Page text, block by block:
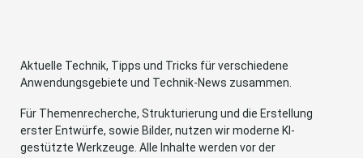
Aktuelle Technik, Tipps und Tricks für verschiedene
Anwendungsgebiete und Technik-News zusammen.
Für Themenrecherche, Strukturierung und die Erstellung
erster Entwürfe, sowie Bilder, nutzen wir moderne KI-
gestützte Werkzeuge. Alle Inhalte werden vor der